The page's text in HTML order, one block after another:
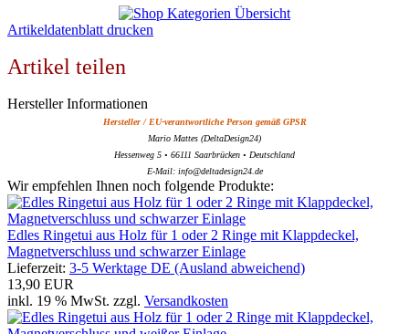
Artikeldatenblatt drucken
Artikel teilen
Hersteller Informationen
Hersteller / EU-verantwortliche Person gemäß GPSR
Mario Mattes (DeltaDesign24)
Hessenweg 5 • 66111 Saarbrücken • Deutschland
E-Mail: info@deltadesign24.de
Wir empfehlen Ihnen noch folgende Produkte:
Edles Ringetui aus Holz für 1 oder 2 Ringe mit Klappdeckel,
Magnetverschluss und schwarzer Einlage
Lieferzeit: 3-5 Werktage DE (Ausland abweichend)
13,90 EUR
inkl. 19 % MwSt. zzgl. Versandkosten